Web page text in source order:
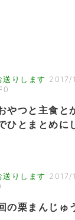
りします 2017/
やつと主食と
ひとまとめに
りします 2017/
の栗まんじゅ